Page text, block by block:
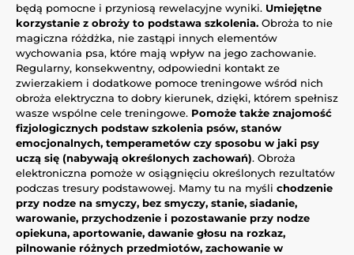
będą pomocne i przyniosą rewelacyjne wyniki. Umiejętne
korzystanie z obroży to podstawa szkolenia. Obroża to nie
magiczna różdżka, nie zastąpi innych elementów
wychowania psa, które mają wpływ na jego zachowanie.
Regularny, konsekwentny, odpowiedni kontakt ze
zwierzakiem i dodatkowe pomoce treningowe wśród nich
obroża elektryczna to dobry kierunek, dzięki, którem spełnisz
wasze wspólne cele treningowe. Pomoże także znajomość
fizjologicznych podstaw szkolenia psów, stanów
emocjonalnych, temperametów czy sposobu w jaki psy
uczą się (nabywają określonych zachowań). Obroża
elektroniczna pomoże w osiągnięciu określonych rezultatów
podczas tresury podstawowej. Mamy tu na myśli chodzenie
przy nodze na smyczy, bez smyczy, stanie, siadanie,
warowanie, przychodzenie i pozostawanie przy nodze
opiekuna, aportowanie, dawanie głosu na rozkaz,
pilnowanie różnych przedmiotów, zachowanie w